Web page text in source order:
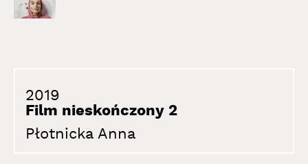
2019
Film nieskończony 2
Płotnicka Anna